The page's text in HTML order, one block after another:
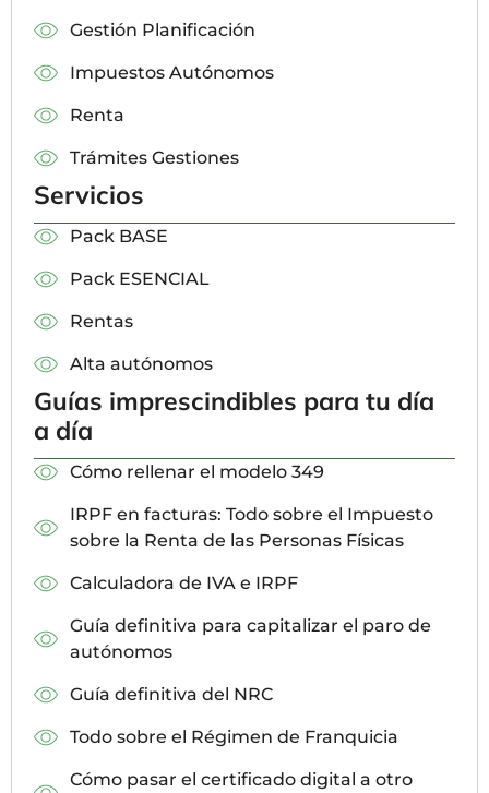
Gestión Planificación
Impuestos Autónomos
Renta
Trámites Gestiones
Servicios
Pack BASE
Pack ESENCIAL
Rentas
Alta autónomos
Guías imprescindibles para tu día
a día
Cómo rellenar el modelo 349
IRPF en facturas: Todo sobre el Impuesto
sobre la Renta de las Personas Físicas
Calculadora de IVA e IRPF
Guía definitiva para capitalizar el paro de
autónomos
Guía definitiva del NRC
Todo sobre el Régimen de Franquicia
Cómo pasar el certificado digital a otro